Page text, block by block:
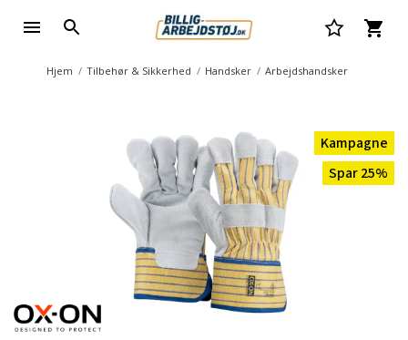
Hjem Tilbehør & Sikkerhed Handsker Arbejdshandsker
Kampagne
Spar 25%